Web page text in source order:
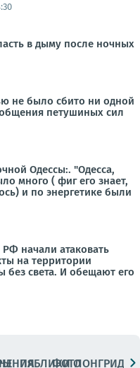
в дыму после ночных
не было сбито ни одной
петушиных сил
Одессы:. "Одесса,
много ( фиг его знает,
и по энергетике были
начали атаковать
на территории
без света. И обещают его
ПАБЛИКИ
ФОТОЛОНГРИДЫ